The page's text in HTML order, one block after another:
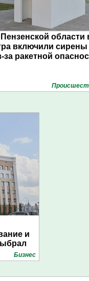
области
включили сирены
за ракетной
и
Бизнес